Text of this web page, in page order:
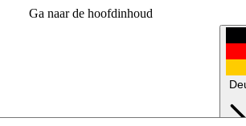
Ga naar de hoofdinhoud